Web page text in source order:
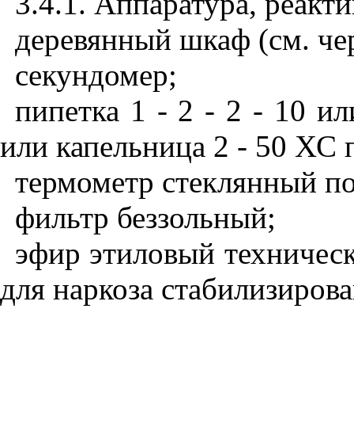
деревянный шкаф (см.
секундомер;
пипетка 1 - 2 - 2 - 10
или капельница 2 - 50
термометр стеклянный
фильтр беззольный;
эфир этиловый
для наркоза